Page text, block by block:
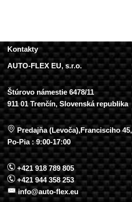
Kontakty
AUTO-FLEX EU, s.r.o.
Štúrovo námestie 6478/11
911 01 Trenčín, Slovenská republika
Predajňa (Levoča),Francisciho
Po-Pia : 9:00-17:00
+421 918 789 805
+421 944 358 253
info@auto-flex.eu